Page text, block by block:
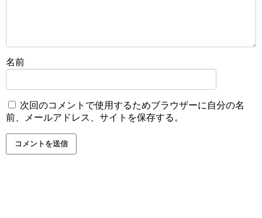
名前
次回のコメントで使用するためブラウザーに自分の名
前、メールアドレス、サイトを保存する。